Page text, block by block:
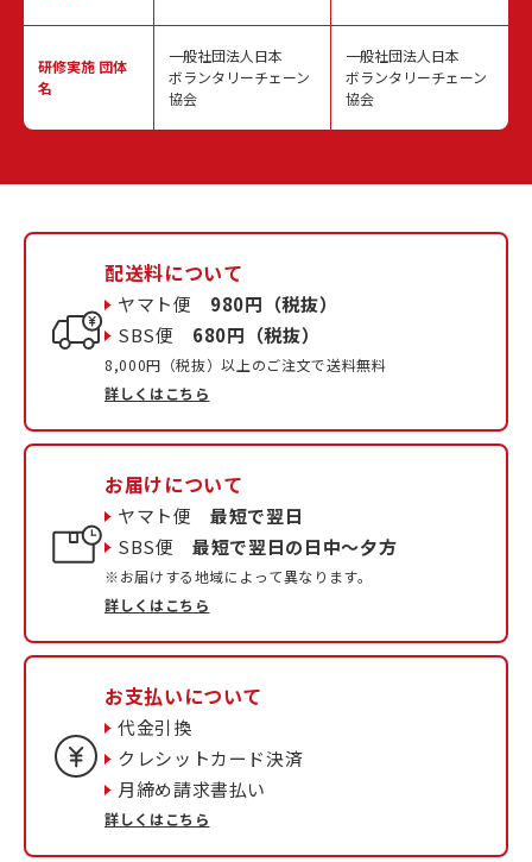
研修実施 団体
名
一般社団法人日本
ボランタリーチェーン
協会
一般社団法人日本
ボランタリーチェーン
協会
配送料について
ヤマト便 980円（税抜）
SBS便 680円（税抜）
8,000円（税抜）以上のご注文で送料無料
詳しくはこちら
お届けについて
ヤマト便最短で翌日
SBS便最短で翌日の日中〜夕方
※お届けする地域によって異なります。
詳しくはこちら
お支払いについて
代金引換
クレシットカード決済
月締め請求書払い
詳しくはこちら